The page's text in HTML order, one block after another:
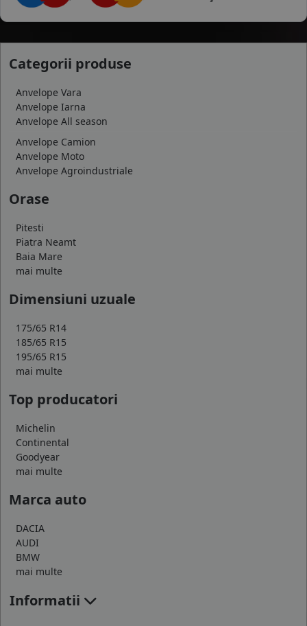
Categorii produse
Anvelope Vara
Anvelope Iarna
Anvelope All season
Anvelope Camion
Anvelope Moto
Anvelope Agroindustriale
Orase
Pitesti
Piatra Neamt
Baia Mare
mai multe
Dimensiuni uzuale
175/65 R14
185/65 R15
195/65 R15
mai multe
Top producatori
Michelin
Continental
Goodyear
mai multe
Marca auto
DACIA
AUDI
BMW
mai multe
Informatii